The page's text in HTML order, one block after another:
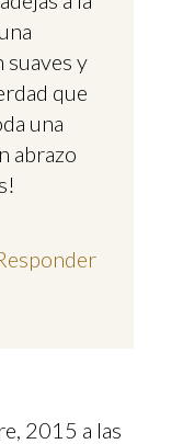
suaves y
que
una
abrazo
2015 a las